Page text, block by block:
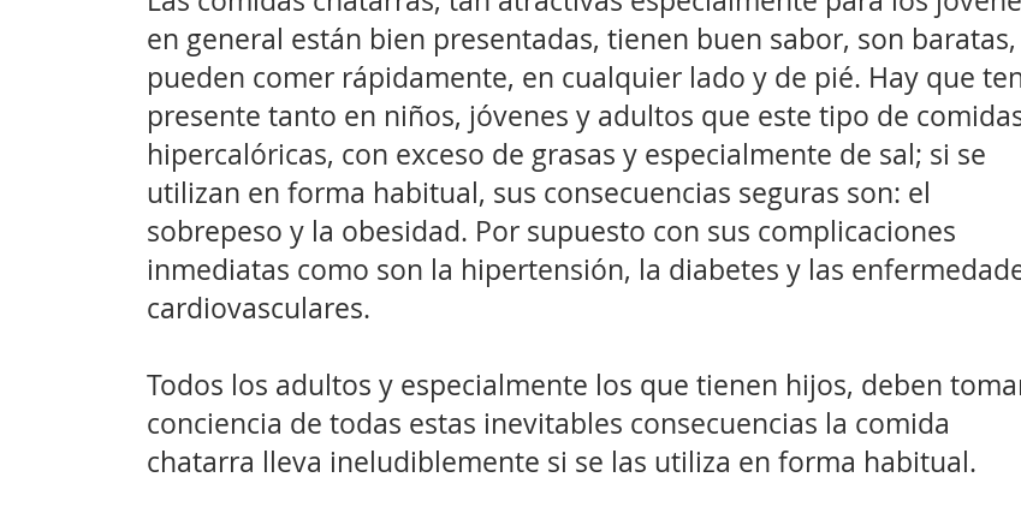
en general están bien presentadas, tienen buen sabor, son baratas,
pueden comer rápidamente, en cualquier lado y de pié. Hay que
presente tanto en niños, jóvenes y adultos que este tipo de
hipercalóricas, con exceso de grasas y especialmente de sal; si se
utilizan en forma habitual, sus consecuencias seguras son: el
sobrepeso y la obesidad. Por supuesto con sus complicaciones
inmediatas como son la hipertensión, la diabetes y las
cardiovasculares.
Todos los adultos y especialmente los que tienen hijos, deben
conciencia de todas estas inevitables consecuencias la comida
chatarra lleva ineludiblemente si se las utiliza en forma habitual.